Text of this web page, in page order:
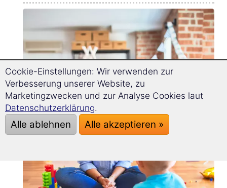
Cookie-Einstellungen: Wir verwenden zur
Verbesserung unserer Website, zu
Marketingzwecken und zur Analyse Cookies laut
Datenschutzerklärung.
Alle ablehnen Alle akzeptieren »